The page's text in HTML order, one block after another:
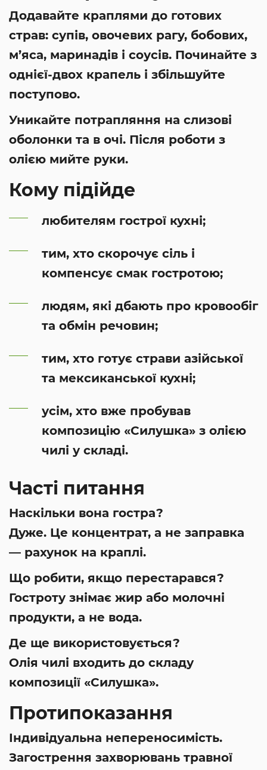
Додавайте краплями до готових
страв: супів, овочевих рагу, бобових,
м’яса, маринадів і соусів. Починайте з
однієї-двох крапель і збільшуйте
поступово.
Уникайте потрапляння на слизові
оболонки та в очі. Після роботи з
олією мийте руки.
Кому підійде
любителям гострої кухні;
тим, хто скорочує сіль і
компенсує смак гостротою;
людям, які дбають про кровообіг
та обмін речовин;
тим, хто готує страви азійської
та мексиканської кухні;
усім, хто вже пробував
композицію «Силушка» з олією
чилі у складі.
Часті питання
Наскільки вона гостра?
Дуже. Це концентрат, а не заправка
— рахунок на краплі.
Що робити, якщо перестарався?
Гостроту знімає жир або молочні
продукти, а не вода.
Де ще використовується?
Олія чилі входить до складу
композиції «Силушка».
Протипоказання
Індивідуальна непереносимість.
Загострення захворювань травної